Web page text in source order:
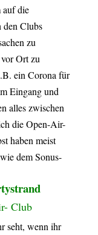
auf die
Clubs
zu
Ort zu
ein Corona für
Eingang und
alles zwischen
die Open-Air-
haben meist
dem Sonus-
Club
seht, wenn ihr